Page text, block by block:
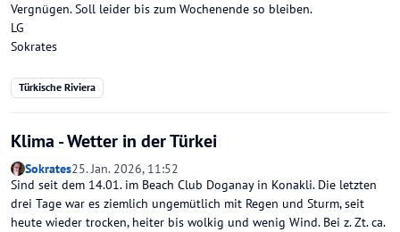
Vergnügen. Soll leider bis zum Wochenende so bleiben.
LG
Sokrates
Türkische Riviera
Klima - Wetter in der Türkei
Sokrates25. Jan. 2026, 11:52
Sind seit dem 14.01. im Beach Club Doganay in Konakli. Die letzten
drei Tage war es ziemlich ungemütlich mit Regen und Sturm, seit
heute wieder trocken, heiter bis wolkig und wenig Wind. Bei z. Zt. ca.